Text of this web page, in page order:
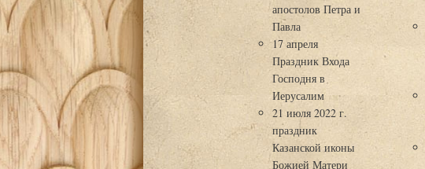
апостолов Петра и
Павла
17 апреля
Праздник Входа
Господня в
Иерусалим
21 июля 2022 г.
праздник
Казанской иконы
Божией Матери